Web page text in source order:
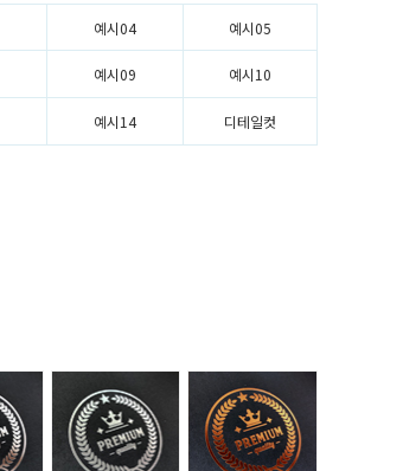
예시04 예시05
예시09 예시10
예시14 디테일컷